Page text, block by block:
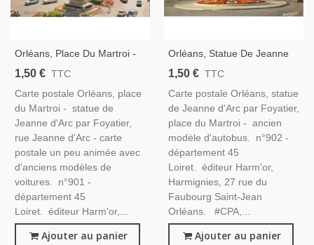
Orléans, Place Du Martroi -
Carte Postale Département
1,50 € TTC
Carte postale Orléans, place
du Martroi - statue de
Jeanne d'Arc par Foyatier,
rue Jeanne d'Arc - carte
postale un peu animée avec
d'anciens modèles de
voitures. n°901 -
département 45
Loiret. éditeur Harm'or,...
Ajouter au panier
Orléans, Statue De Jeanne
D'Arc - Carte Postale
1,50 € TTC
Carte postale Orléans, statue
de Jeanne d'Arc par Foyatier,
place du Martroi - ancien
modèle d'autobus. n°902 -
département 45
Loiret. éditeur Harm'or,
Harmignies, 27 rue du
Faubourg Saint-Jean
Orléans. #CPA,...
Ajouter au panier